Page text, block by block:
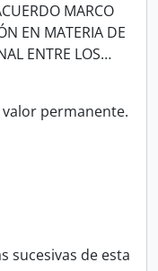
MARCO
EN MATERIA DE
ENTRE LOS…
permanente.
sucesivas de esta